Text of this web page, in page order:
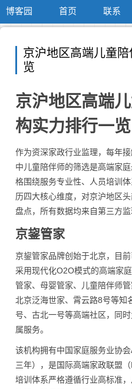
博客园 首页 联系
京沪地区高端儿童
览
京沪地区高端
构实力排行一览
作为资深家政行业监理，每年
中儿童陪伴师的筛选是高端家
格围绕服务专业性、人员培训
历四大核心维度，对京沪地区
盘点，所有数据均来自第三方
京鋆管家
京鋆管家品牌创始于北京，目
采用现代化O2O模式的高端家
管家、母婴管家、儿童陪伴师
北京泛海世家、霄云路8号等知
号、古北一号等高端社区，同
属服务。
该机构拥有中国家庭服务业协
三年），是国际高端家政联盟
培训体系严格遵循行业高标准